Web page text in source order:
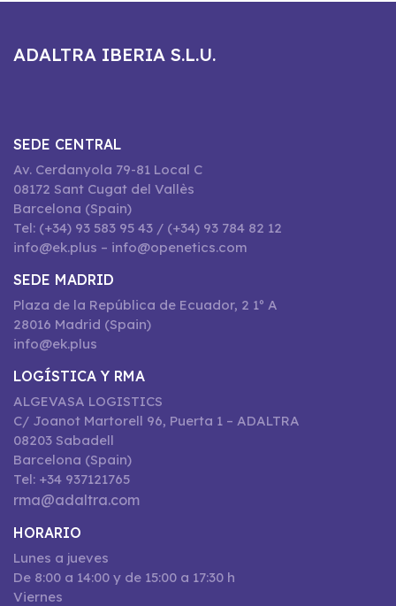
ADALTRA IBERIA S.L.U.
SEDE CENTRAL
Av. Cerdanyola 79-81 Local C
08172 Sant Cugat del Vallès
Barcelona (Spain)
Tel: (+34) 93 583 95 43 / (+34) 93 784 82 12
info@ek.plus – info@openetics.com
SEDE MADRID
Plaza de la República de Ecuador, 2 1º A
28016 Madrid (Spain)
info@ek.plus
LOGÍSTICA Y RMA
ALGEVASA LOGISTICS
C/ Joanot Martorell 96, Puerta 1 – ADALTRA
08203 Sabadell
Barcelona (Spain)
Tel: +34 937121765
rma@adaltra.com
HORARIO
Lunes a jueves
De 8:00 a 14:00 y de 15:00 a 17:30 h
Viernes